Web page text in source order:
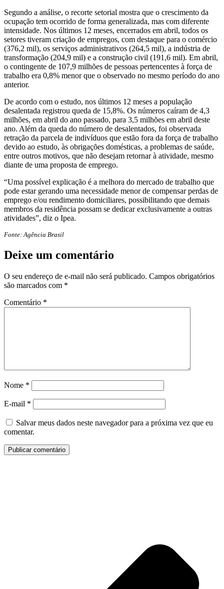
Segundo a análise, o recorte setorial mostra que o crescimento da
ocupação tem ocorrido de forma generalizada, mas com diferente
intensidade. Nos últimos 12 meses, encerrados em abril, todos os
setores tiveram criação de empregos, com destaque para o comércio
(376,2 mil), os serviços administrativos (264,5 mil), a indústria de
transformação (204,9 mil) e a construção civil (191,6 mil). Em abril,
o contingente de 107,9 milhões de pessoas pertencentes à força de
trabalho era 0,8% menor que o observado no mesmo período do ano
anterior.
De acordo com o estudo, nos últimos 12 meses a população
desalentada registrou queda de 15,8%. Os números caíram de 4,3
milhões, em abril do ano passado, para 3,5 milhões em abril deste
ano. Além da queda do número de desalentados, foi observada
retração da parcela de indivíduos que estão fora da força de trabalho
devido ao estudo, às obrigações domésticas, a problemas de saúde,
entre outros motivos, que não desejam retornar à atividade, mesmo
diante de uma proposta de emprego.
“Uma possível explicação é a melhora do mercado de trabalho que
pode estar gerando uma necessidade menor de compensar perdas de
emprego e/ou rendimento domiciliares, possibilitando que demais
membros da residência possam se dedicar exclusivamente a outras
atividades”, diz o Ipea.
Fonte: Agência Brasil
Deixe um comentário
O seu endereço de e-mail não será publicado. Campos obrigatórios
são marcados com *
Comentário *
Nome *
E-mail *
Salvar meus dados neste navegador para a próxima vez que eu
comentar.